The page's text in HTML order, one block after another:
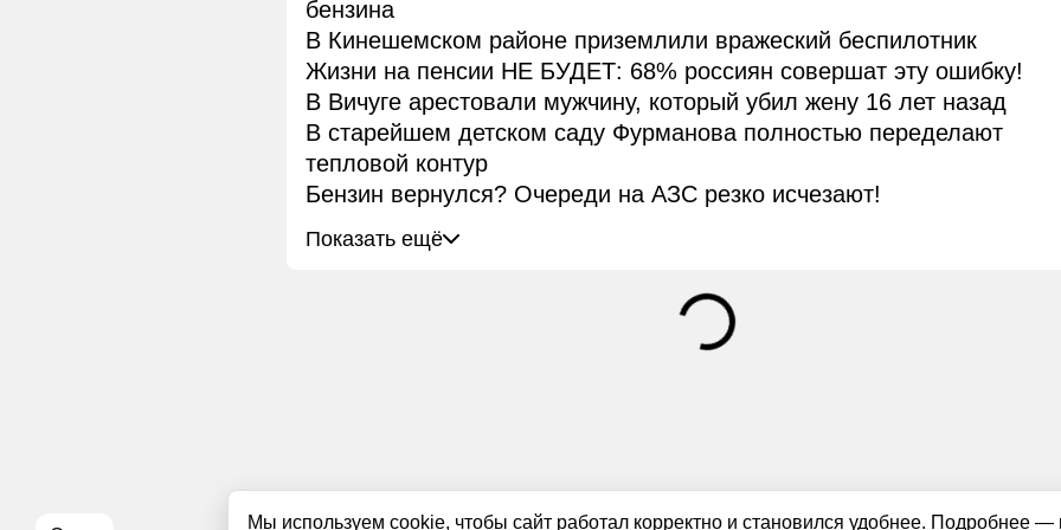
Мы используем cookie, чтобы сайт работал корректно и становился удобнее. Подробнее —
бензина
В Кинешемском районе приземлили вражеский беспилотник
Жизни на пенсии НЕ БУДЕТ: 68% россиян совершат эту ошибку!
В Вичуге арестовали мужчину, который убил жену 16 лет назад
В старейшем детском саду Фурманова полностью переделают
тепловой контур
Бензин вернулся? Очереди на АЗС резко исчезают!
Показать ещё